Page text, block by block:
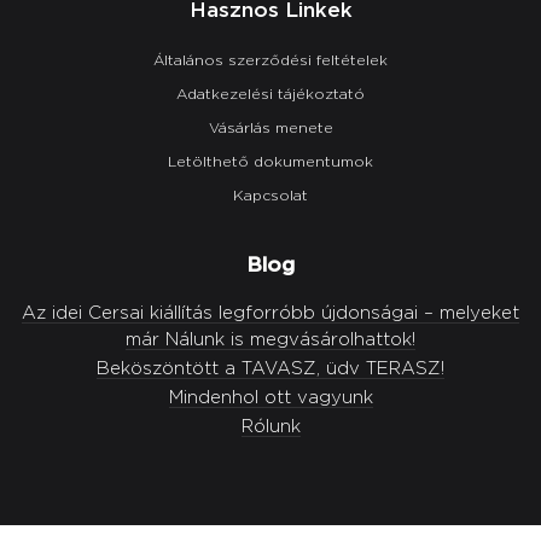
Hasznos Linkek
Általános szerződési feltételek
Adatkezelési tájékoztató
Vásárlás menete
Letölthető dokumentumok
Kapcsolat
Blog
Az idei Cersai kiállítás legforróbb újdonságai – melyeket
már Nálunk is megvásárolhattok!
Beköszöntött a TAVASZ, üdv TERASZ!
Mindenhol ott vagyunk
Rólunk